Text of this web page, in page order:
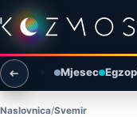
Preskoči na sadržaj
Otvori izbornik
Otvori pretragu
Mjesec
Naslovnica Svemir